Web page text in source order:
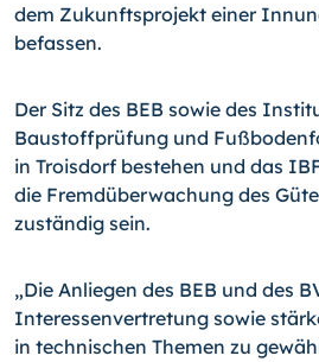
dem Zukunftsprojekt einer
befassen.
Der Sitz des BEB sowie des
Baustoffprüfung und
in Troisdorf bestehen und das
die Fremdüberwachung des
zuständig sein.
„Die Anliegen des BEB und des
Interessenvertretung sowie
in technischen Themen zu